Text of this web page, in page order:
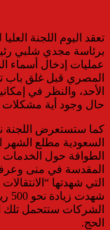
تعقد اليوم اللجنة
برئاسة مجدي شلبي
عمليات إدخال أسماء
المصري قبل غلق باب
الأحد، والنظر في
حال وجود أية مشكلات
كما ستستعرض اللجنة
السعودية مطلع
الطوافة حول الخدمات
المقدسة في منى
التي شهدتها
الشركات ستتحمل تلك
الحج.